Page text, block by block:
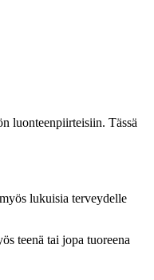
luonteenpiirteisiin. Tässä
lukuisia terveydelle
teenä tai jopa tuoreena